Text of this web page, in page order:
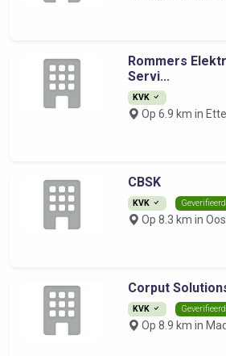
Rommers
Servi...
KVK
Op 6.9 km in
CBSK
KVK Geverifieerd
Op 8.3 km in
Corput
KVK Geverifieerd
Op 8.9 km in